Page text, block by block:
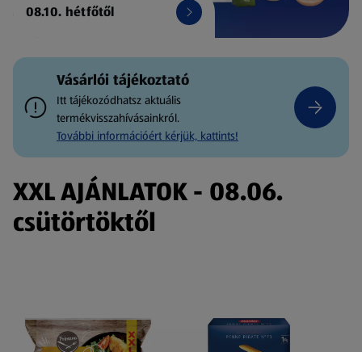
08.10. hétfőtől
Vásárlói tájékoztató
Itt tájékozódhatsz aktuális
termékvisszahívásainkról.
További információért kérjük, kattints!
XXL AJÁNLATOK - 08.06.
csütörtöktől